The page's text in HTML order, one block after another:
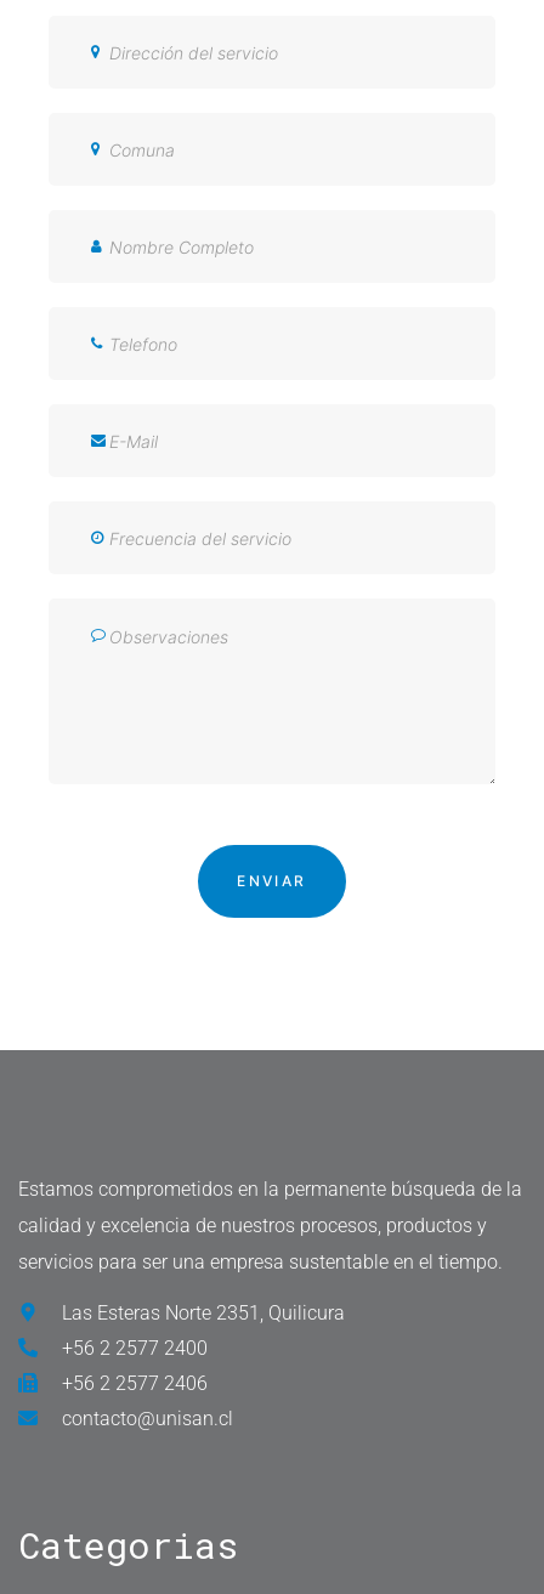
Estamos comprometidos en la permanente búsqueda de la
calidad y excelencia de nuestros procesos, productos y
servicios para ser una empresa sustentable en el tiempo.
Las Esteras Norte 2351, Quilicura
+56 2 2577 2400
+56 2 2577 2406
contacto@unisan.cl
Categorias